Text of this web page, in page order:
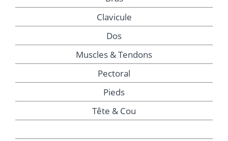
Clavicule
Dos
Muscles & Tendons
Pectoral
Pieds
Tête & Cou